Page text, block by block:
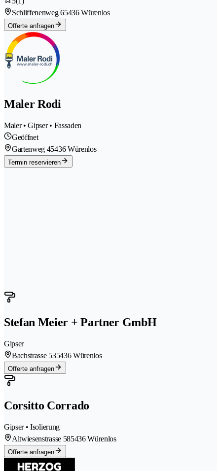
Schliffenenweg 65436 Würenlos
Offerte anfragen
Maler Rodi
Maler • Gipser • Fassaden
Geöffnet
Gartenweg 45436 Würenlos
Termin reservieren
Stefan Meier + Partner GmbH
Gipser
Bachstrasse 535436 Würenlos
Offerte anfragen
Corsitto Corrado
Gipser • Isolierung
Altwiesenstrasse 585436 Würenlos
Offerte anfragen